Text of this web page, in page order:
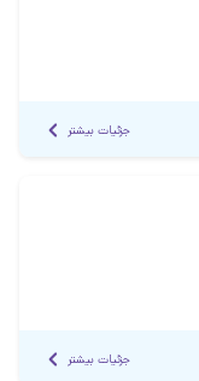
جزئیات بیشتر
جزئیات بیشتر